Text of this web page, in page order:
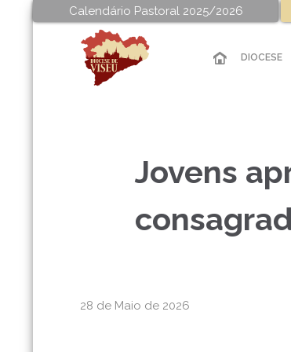
Calendário Pastoral 2025/2026
DIOCESE
Jovens
28 de Maio de 2026